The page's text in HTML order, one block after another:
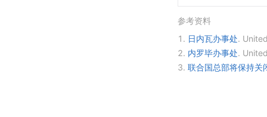
参考资料
1. 日内瓦办事处.
2. 内罗毕办事处.
3. 联合国总部将保持关